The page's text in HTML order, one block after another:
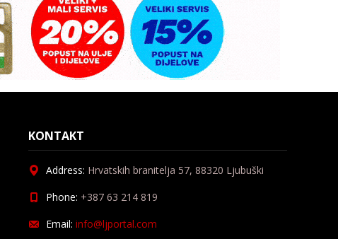
KONTAKT
Address: Hrvatskih branitelja 57, 88320 Ljubuški
Phone: +387 63 214 819
Email: info@ljportal.com